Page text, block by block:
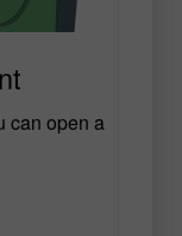
can open a